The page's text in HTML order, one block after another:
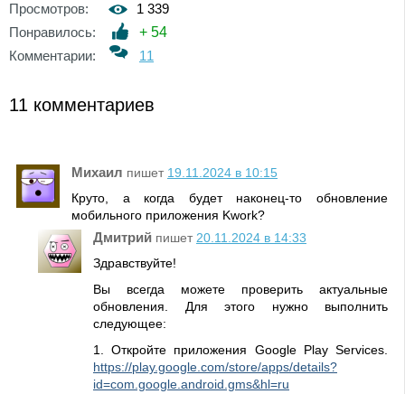
Просмотров:
1 339
Понравилось:
+ 54
Комментарии:
11
11 комментариев
Михаил пишет 19.11.2024 в 10:15
Круто, а когда будет наконец-то обновление
мобильного приложения Kwork?
Дмитрий пишет 20.11.2024 в 14:33
Здравствуйте!
Вы всегда можете проверить актуальные
обновления. Для этого нужно выполнить
следующее:
1. Откройте приложения Google Play Services.
https://play.google.com/store/apps/details?
id=com.google.android.gms&hl=ru